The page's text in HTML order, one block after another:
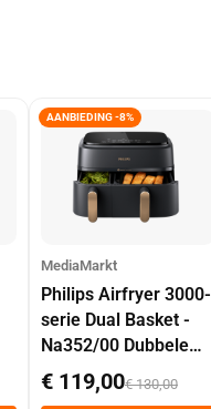
AANBIEDING -8%
MediaMarkt
Philips Airfryer 3000-
serie Dual Basket -
Na352/00 Dubbele
Mand 9 L Tot 6
Personen
€ 119,00€ 130,00